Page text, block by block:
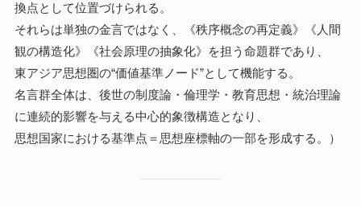
換点として位置づけられる。
それらは単独の金言ではなく、《秩序概念の再定義》《人間
観の構造化》《社会原理の抽象化》を担う命題群であり、
東アジア思想圏の“価値基準ノード”として機能する。
名言群全体は、後世の制度論・倫理学・教育思想・統治理論
に連続的影響を与える中心的象徴構造となり、
思想国家における基準点＝思想座標軸の一部を形成する。）